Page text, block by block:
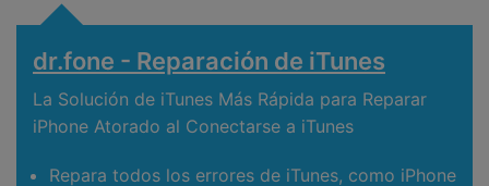
dr.fone - Reparación de iTunes
La Solución de iTunes Más Rápida para Reparar
iPhone Atorado al Conectarse a iTunes
Repara todos los errores de iTunes, como iPhone